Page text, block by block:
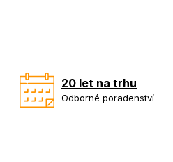
20 let na trhu
Odborné poradenství